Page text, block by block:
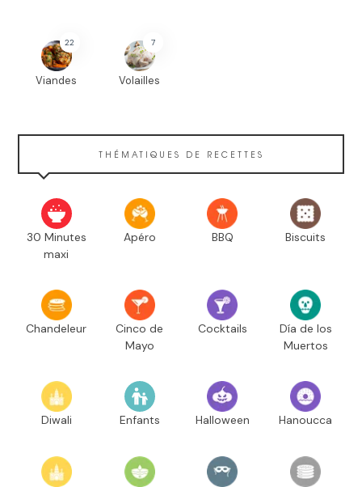
22
Viandes
7
Volailles
THÉMATIQUES DE RECETTES
30 Minutes
maxi
Apéro BBQ Biscuits
Chandeleur
Cinco de
Mayo
Cocktails
Día de los
Muertos
Diwali Enfants Halloween Hanoucca